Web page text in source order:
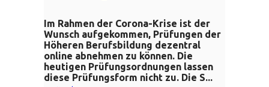
Im Rahmen der Corona-Krise ist der
Wunsch aufgekommen, Prüfungen der
Höheren Berufsbildung dezentral
online abnehmen zu können. Die
heutigen Prüfungsordnungen lassen
diese Prüfungsform nicht zu. Die S...